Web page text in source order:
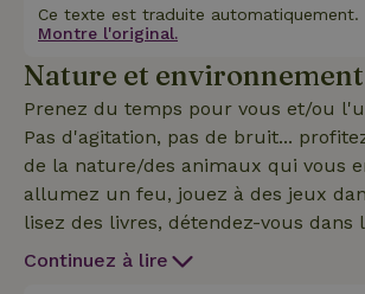
une aire de jeux extérieure le
livres, jouer à des jeux, se détendre
et/ou cueillir des baies fraîches, tout
Ce texte est traduite automatiquement.
Montre l'original.
Nature et environnement
Prenez du temps pour vous et/ou
Pas d'agitation, pas de bruit...
de la nature/des animaux qui vous
allumez un feu, jouez à des jeux
lisez des livres, détendez-vous dans
enfants peuvent jouer sans être
Continuez à lire